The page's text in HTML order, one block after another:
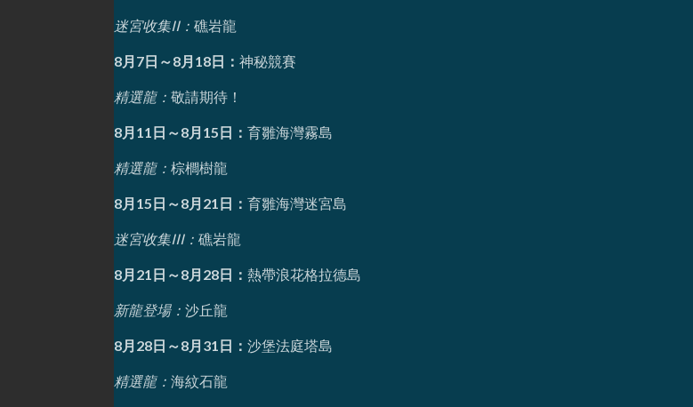
迷宮收集II： 礁岩龍
8月7日～8月18日： 神秘競賽
精選龍： 敬請期待！
8月11日～8月15日： 育雛海灣霧島
精選龍： 棕櫚樹龍
8月15日～8月21日： 育雛海灣迷宮島
迷宮收集III： 礁岩龍
8月21日～8月28日： 熱帶浪花格拉德島
新龍登場： 沙丘龍
8月28日～8月31日： 沙堡法庭塔島
精選龍： 海紋石龍